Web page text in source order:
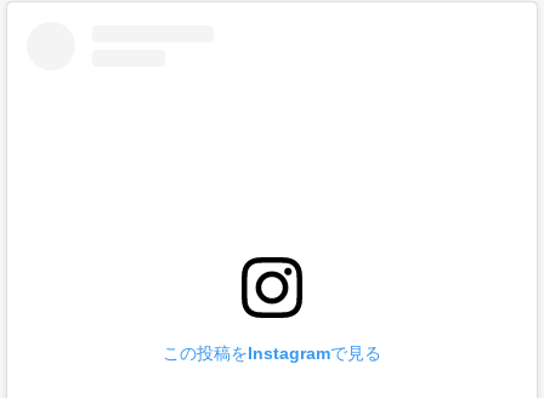
この投稿をInstagramで見る